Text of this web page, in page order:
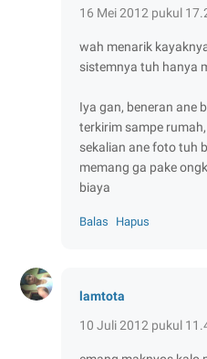
16 Mei 2012 pukul
wah menarik
sistemnya tuh hanya
Iya gan, beneran ane
terkirim sampe
sekalian ane foto tuh
memang ga pake
biaya
Balas Hapus
lamtota
10 Juli 2012 pukul